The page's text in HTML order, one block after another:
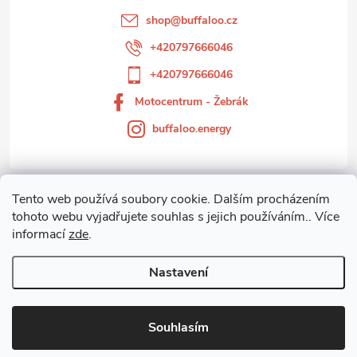
Tento web používá soubory cookie. Dalším procházením
tohoto webu vyjadřujete souhlas s jejich používáním.. Více
informacízde.
Nastavení
Souhlasím
Zákaznický servis
shop@buffaloo.cz
+420797666046
+420797666046
Motocentrum - Žebrák
buffaloo.energy
Copyright 2026Motocentrum - Žebrák. Všechna práva vyhrazena.